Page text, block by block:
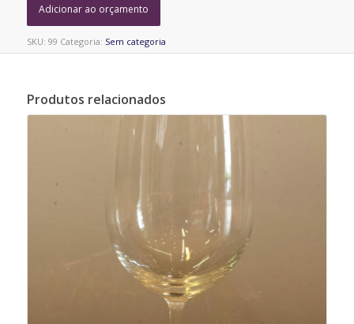
Adicionar ao orçamento
SKU: 99 Categoria: Sem categoria
Produtos relacionados